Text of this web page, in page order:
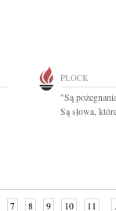
PŁOCK
"Są
Są słowa,
7 8 9 10 11